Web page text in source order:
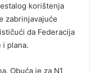
korištenja
zabrinjavajuće
da Federacija
plana.
Obuća je za N1